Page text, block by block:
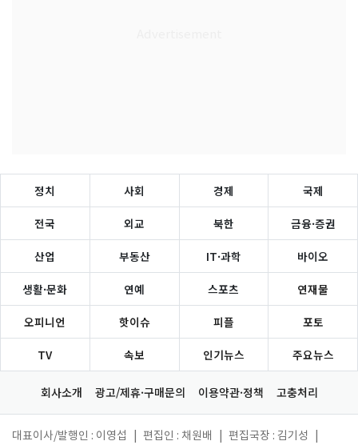
정치 사회 경제 국제
전국 외교 북한 금융·증권
산업 부동산 IT·과학 바이오
생활·문화 연예 스포츠 연재물
오피니언 핫이슈 피플 포토
TV 속보 인기뉴스 주요뉴스
회사소개 광고/제휴·구매문의 이용약관·정책 고충처리
대표이사/발행인 : 이영섭 편집인 : 채원배 편집국장 : 김기성